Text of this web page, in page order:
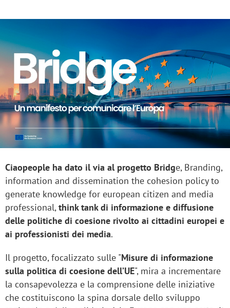
Ciaopeople ha dato il via al progetto Bridge, Branding,
information and dissemination the cohesion policy to
generate knowledge for european citizen and media
professional,think tank di informazione e diffusione
delle politiche di coesione rivolto ai cittadini europei e
ai professionisti dei media.
Il progetto, focalizzato sulle "Misure di informazione
sulla politica di coesione dell’UE", mira a incrementare
la consapevolezza e la comprensione delle iniziative
che costituiscono la spina dorsale dello sviluppo